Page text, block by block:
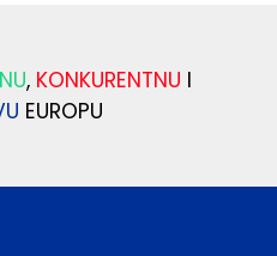
, KONKURENTNU I
EUROPU